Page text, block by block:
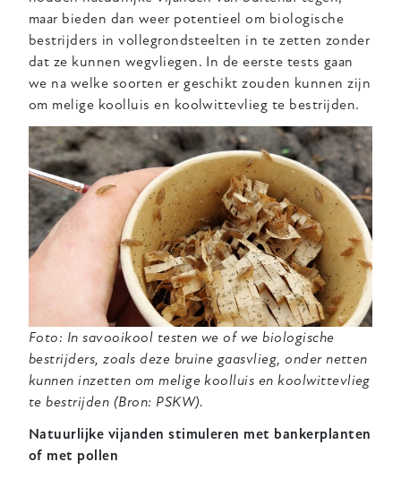
maar bieden dan weer potentieel om biologische
bestrijders in vollegrondsteelten in te zetten zonder
dat ze kunnen wegvliegen. In de eerste tests gaan
we na welke soorten er geschikt zouden kunnen zijn
om melige koolluis en koolwittevlieg te bestrijden.
Foto: In savooikool testen we of we biologische
bestrijders, zoals deze bruine gaasvlieg, onder netten
kunnen inzetten om melige koolluis en koolwittevlieg
te bestrijden (Bron: PSKW).
Natuurlijke vijanden stimuleren met bankerplanten
of met pollen